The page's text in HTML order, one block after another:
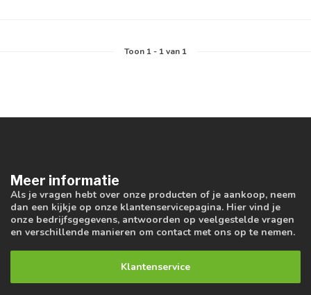
Toon 1- 1van 1
Meer informatie
Als je vragen hebt over onze producten of je aankoop, neem
dan een kijkje op onze klantenservicepagina. Hier vind je
onze bedrijfsgegevens, antwoorden op veelgestelde vragen
en verschillende manieren om contact met ons op te nemen.
Klantenservice